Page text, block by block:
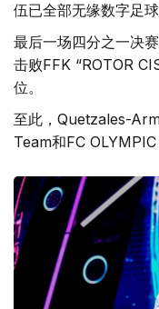
伍已全部无缘数字足球
最后一场四分之一决
击败FFK “ROTOR
位。
至此，Quetzales-
Team和FC